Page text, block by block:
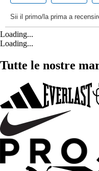
Loading...
Loading...
Tutte le nostre